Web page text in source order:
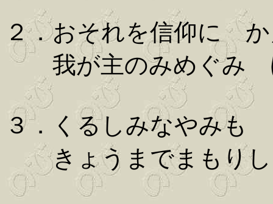
２．おそれを信仰に
我が主のみめぐみ
３．くるしみなやみも
きょうまでまもり